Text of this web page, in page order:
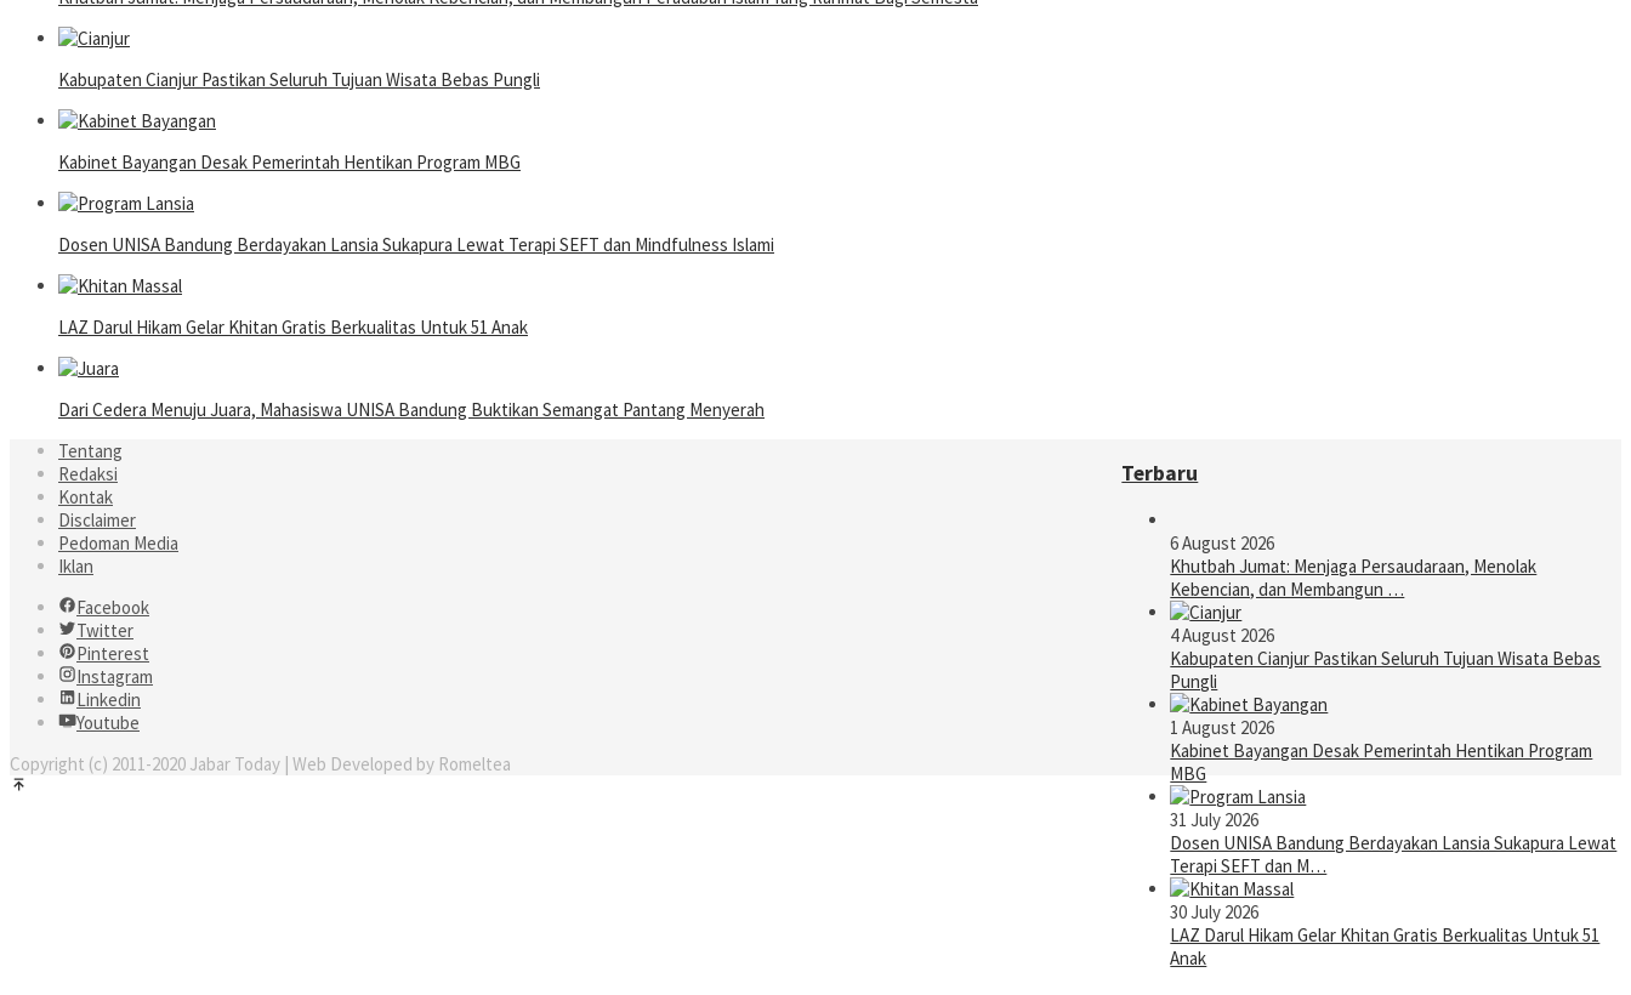
Kabupaten Cianjur Pastikan Seluruh Tujuan Wisata Bebas Pungli
Kabinet Bayangan Desak Pemerintah Hentikan Program MBG
Dosen UNISA Bandung Berdayakan Lansia Sukapura Lewat Terapi SEFT dan Mindfulness Islami
LAZ Darul Hikam Gelar Khitan Gratis Berkualitas Untuk 51 Anak
Dari Cedera Menuju Juara, Mahasiswa UNISA Bandung Buktikan Semangat Pantang Menyerah
Terbaru
6 August 2026
Khutbah Jumat: Menjaga Persaudaraan, Menolak
Kebencian, dan Membangun …
4 August 2026
Kabupaten Cianjur Pastikan Seluruh Tujuan Wisata Bebas
Pungli
1 August 2026
Kabinet Bayangan Desak Pemerintah Hentikan Program
MBG
31 July 2026
Dosen UNISA Bandung Berdayakan Lansia Sukapura Lewat
Terapi SEFT dan M…
30 July 2026
LAZ Darul Hikam Gelar Khitan Gratis Berkualitas Untuk 51
Anak
Tentang
Redaksi
Kontak
Disclaimer
Pedoman Media
Iklan
Facebook
Twitter
Pinterest
Instagram
Linkedin
Youtube
Copyright (c) 2011-2020 Jabar Today | Web Developed by Romeltea